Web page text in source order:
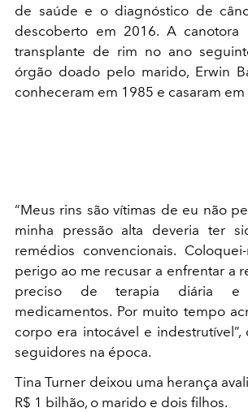
de saúde e o diagnóstico de
descoberto em 2016. A canotora
transplante de rim no ano
órgão doado pelo marido, Erwin
conheceram em 1985 e casaram em
“Meus rins são vítimas de eu não
minha pressão alta deveria ter
remédios convencionais.
perigo ao me recusar a enfrentar a
preciso de terapia diária e
medicamentos. Por muito tempo
corpo era intocável e indestrutível”,
seguidores na época.
Tina Turner deixou uma herança
R$ 1 bilhão, o marido e dois filhos.